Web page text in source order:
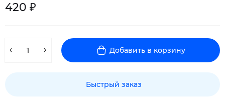
420 ₽
Добавить в корзину
Быстрый заказ